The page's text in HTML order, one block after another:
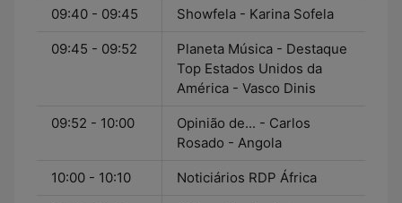
09:40 - 09:45 Showfela - Karina Sofela
09:45 - 09:52
Planeta Música - Destaque
Top Estados Unidos da
América - Vasco Dinis
09:52 - 10:00
Opinião de... - Carlos
Rosado - Angola
10:00 - 10:10 Noticiários RDP África